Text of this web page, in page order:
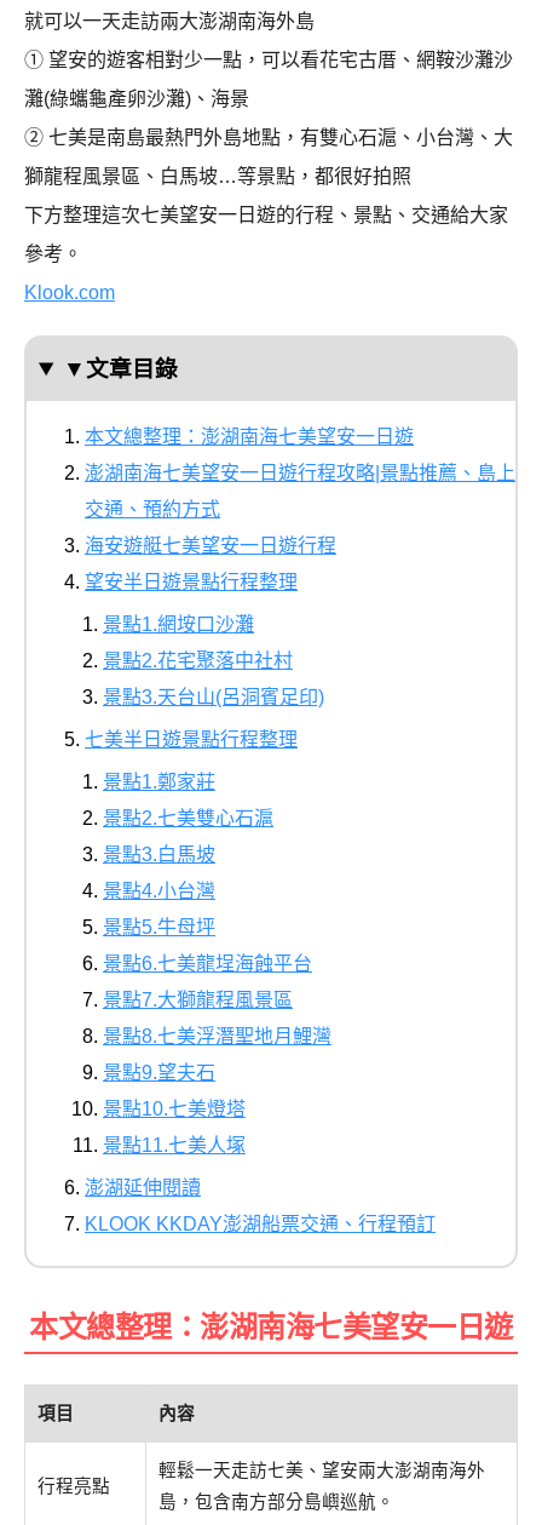
就可以一天走訪兩大澎湖南海外島
① 望安的遊客相對少一點，可以看花宅古厝、網鞍沙灘沙
灘(綠蠵龜產卵沙灘)、海景
② 七美是南島最熱門外島地點，有雙心石滬、小台灣、大
獅龍程風景區、白馬坡…等景點，都很好拍照
下方整理這次七美望安一日遊的行程、景點、交通給大家
參考。
Klook.com
▼文章目錄
本文總整理：澎湖南海七美望安一日遊
澎湖南海七美望安一日遊行程攻略|景點推薦、島上
交通、預約方式
海安遊艇七美望安一日遊行程
望安半日遊景點行程整理
景點1.網垵口沙灘
景點2.花宅聚落中社村
景點3.天台山(呂洞賓足印)
七美半日遊景點行程整理
景點1.鄭家莊
景點2.七美雙心石滬
景點3.白馬坡
景點4.小台灣
景點5.牛母坪
景點6.七美龍埕海蝕平台
景點7.大獅龍程風景區
景點8.七美浮潛聖地月鯉灣
景點9.望夫石
景點10.七美燈塔
景點11.七美人塚
澎湖延伸閱讀
KLOOK KKDAY澎湖船票交通、行程預訂
本文總整理：澎湖南海七美望安一日遊
項目 內容
行程亮點
輕鬆一天走訪七美、望安兩大澎湖南海外
島，包含南方部分島嶼巡航。